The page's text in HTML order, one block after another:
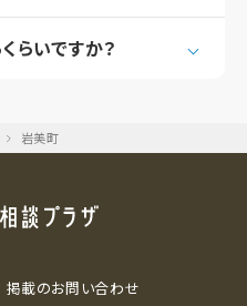
らいですか？
岩美町
掲載のお問い合わせ